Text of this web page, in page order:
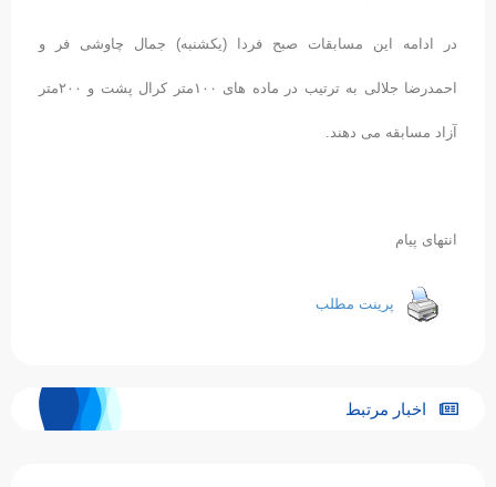
در ادامه این مسابقات صبح فردا (یکشنبه) جمال چاوشی فر و
احمدرضا جلالی به ترتیب در ماده های ۱۰۰متر کرال پشت و ۲۰۰متر
آزاد مسابقه می دهند.
انتهای پیام
پرینت مطلب
اخبار مرتبط